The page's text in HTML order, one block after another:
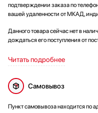
подтверждении заказа по
вашей удаленности от МКАД,
Данного товара сейчас нет в
дождаться его поступления от
Читать подробнее
Самовывоз
Пункт самовывоза находится по